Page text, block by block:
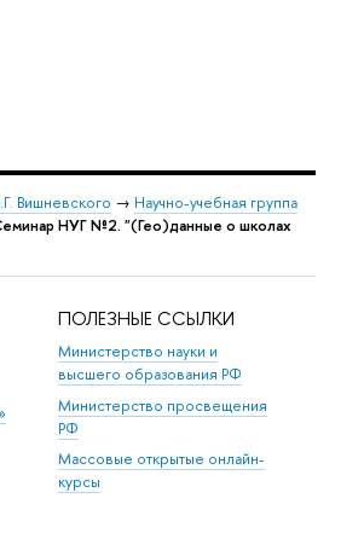
Вишневского → Научно-учебная группа
НУГ №2. "(Гео)данные о школах
ПОЛЕЗНЫЕ ССЫЛКИ
Министерство науки и
высшего образования РФ
Министерство просвещения
РФ
Массовые открытые онлайн-
курсы